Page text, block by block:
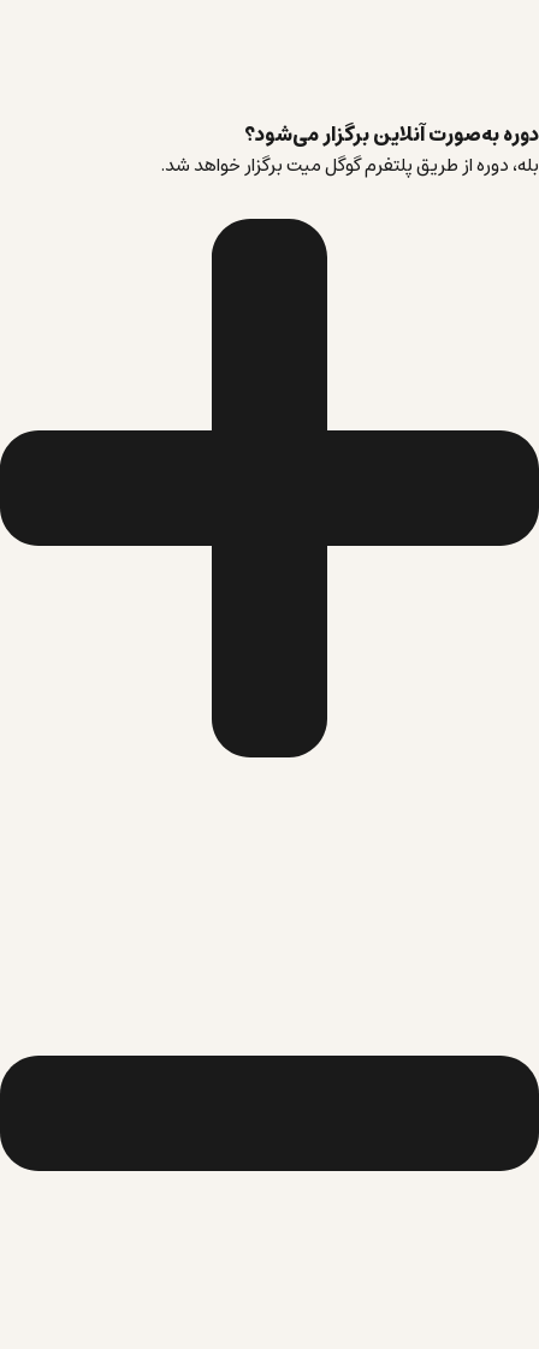
دوره به‌صورت آنلاین برگزار می‌شود؟
بله، دوره از طریق پلتفرم گوگل میت برگزار خواهد شد.